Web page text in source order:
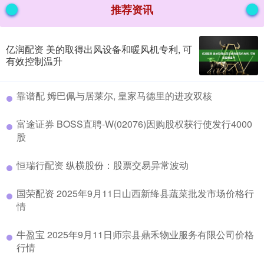
推荐资讯
亿润配资 美的取得出风设备和暖风机专利, 可
有效控制温升
​靠谱配 姆巴佩与居莱尔, 皇家马德里的进攻双核
​富途证券 BOSS直聘-W(02076)因购股权获行使发行4000
股
​恒瑞行配资 纵横股份：股票交易异常波动
​国荣配资 2025年9月11日山西新绛县蔬菜批发市场价格行
情
​牛盈宝 2025年9月11日师宗县鼎禾物业服务有限公司价格
行情